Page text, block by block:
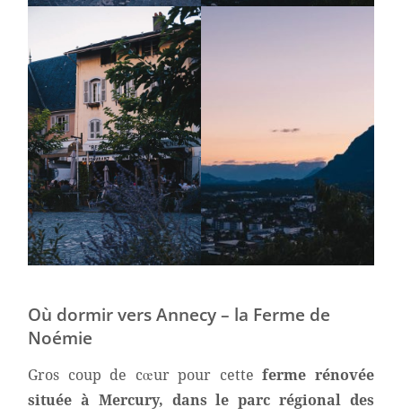
Où dormir vers Annecy – la Ferme de
Noémie
Gros coup de cœur pour cetteferme rénovée
située à Mercury, dans le parc régional des